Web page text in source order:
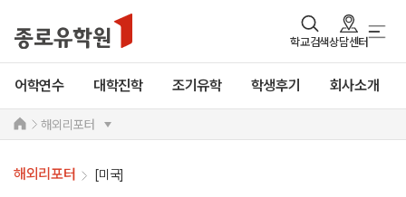
학교검색상담센터
어학연수 대학진학 조기유학 학생후기 회사소개
해외리포터
해외리포터 [미국]